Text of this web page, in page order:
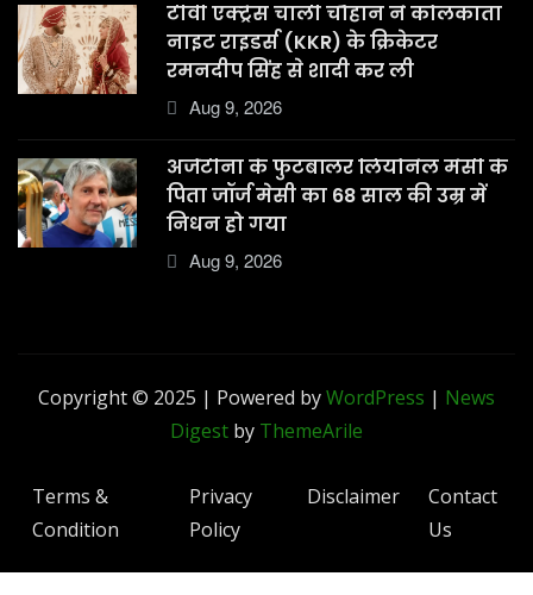
टीवी एक्ट्रेस चार्ली चौहान ने कोलकाता
नाइट राइडर्स (KKR) के क्रिकेटर
रमनदीप सिंह से शादी कर ली
Aug 9, 2026
अर्जेंटीना के फुटबॉलर लियोनेल मेसी के
पिता जॉर्ज मेसी का 68 साल की उम्र में
निधन हो गया
Aug 9, 2026
Copyright © 2025 | Powered byWordPress | News
Digest by ThemeArile
Terms &
Condition
Privacy
Policy
Disclaimer
Contact
Us